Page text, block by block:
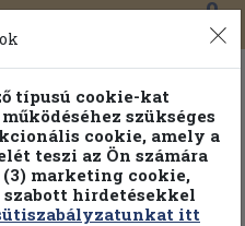
0
típusú cookie-kat
szükséges
cookie, amely a
teszi az Ön számára
(3) marketing cookie,
hirdetésekkel
itt